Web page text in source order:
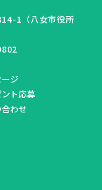
ジ
ト応募
わせ
1（八女市役所